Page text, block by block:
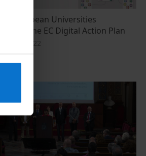
European Universities
to the EC Digital Action Plan
2022